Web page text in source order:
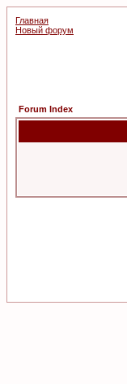
Главная
Новый форум
Forum Index